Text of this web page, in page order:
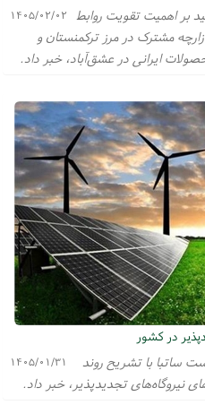
۱۴۰۵/۰۲/۰۲
بر اهمیت تقویت روابط
مشترک در مرز ترکمنستان و
ایرانی در عشق‌آباد، خبر داد.
در کشور
۱۴۰۵/۰۱/۳۱
ساتبا با تشریح روند
نیروگاه‌های تجدیدپذیر، خبر داد.